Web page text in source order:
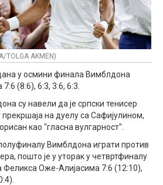
TOLGA AKMEN)
у осмини финала Вимблдона
(8:6), 6:3, 3:6, 6:3.
су навели да је српски тенисер
на дуелу са Сафијулином,
као "гласна вулгарност".
Вимблдона играти против
пошто је у уторак у четвртфиналу
Оже-Алијасима 7:6 (12:10),